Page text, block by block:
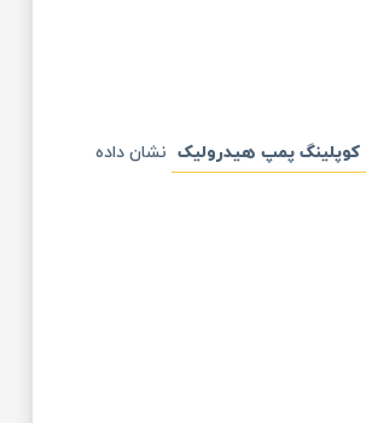
کوپلینگ پمپ هیدرولیک نشان داده